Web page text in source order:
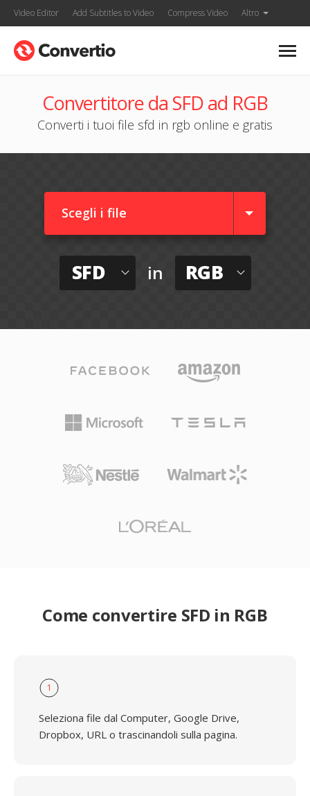
Video Editor Add Subtitles to Video Compress Video Altro
Convertitore da SFD ad RGB
Converti i tuoi file sfd in rgb online e gratis
Scegli i file
SFD in RGB
Come convertire SFD in RGB
1
Seleziona file dal Computer, Google Drive,
Dropbox, URL o trascinandoli sulla pagina.